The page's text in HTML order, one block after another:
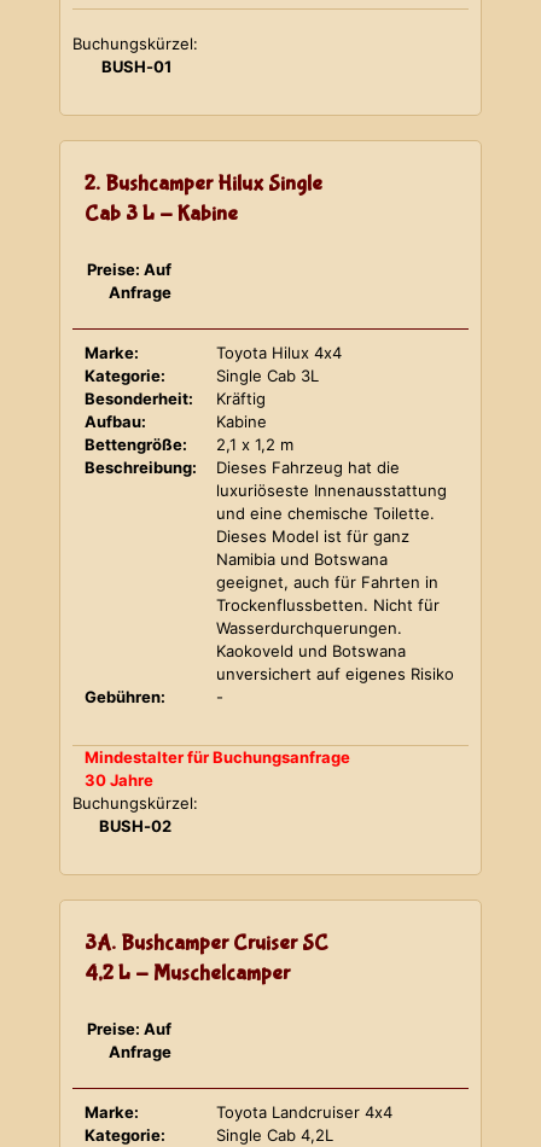
Buchungskürzel:
BUSH-01
2. Bushcamper Hilux Single
Cab 3 L - Kabine
Preise: Auf
Anfrage
Marke:
Toyota Hilux 4x4
Kategorie:
Single Cab 3L
Besonderheit:
Kräftig
Aufbau:
Kabine
Bettengröße:
2,1 x 1,2 m
Beschreibung:
Dieses Fahrzeug hat die
luxuriöseste Innenausstattung
und eine chemische Toilette.
Dieses Model ist für ganz
Namibia und Botswana
geeignet, auch für Fahrten in
Trockenflussbetten. Nicht für
Wasserdurchquerungen.
Kaokoveld und Botswana
unversichert auf eigenes Risiko
Gebühren:
-
Mindestalter für Buchungsanfrage
30 Jahre
Buchungskürzel:
BUSH-02
3A. Bushcamper Cruiser SC
4,2 L - Muschelcamper
Preise: Auf
Anfrage
Marke:
Toyota Landcruiser 4x4
Kategorie:
Single Cab 4,2L